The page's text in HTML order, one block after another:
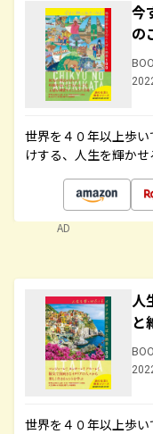
今
の
世界を４０年以上歩
けする、人生を輝か
AD
人
と
世界を４０年以上歩